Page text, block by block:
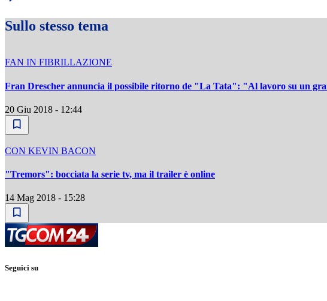
Sullo stesso tema
FAN IN FIBRILLAZIONE
Fran Drescher annuncia il possibile ritorno de "La Tata": "Al lavoro su un
20 Giu 2018 - 12:44
CON KEVIN BACON
"Tremors": bocciata la serie tv, ma il trailer è online
14 Mag 2018 - 15:28
Seguici su